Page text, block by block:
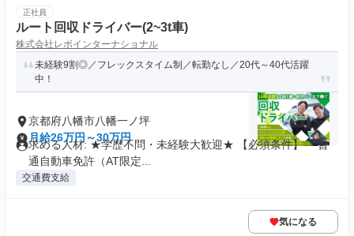
正社員
ルート回収ドライバー(2~3t車)
株式会社レボインターナショナル
未経験9割◎／フレックスタイム制／転勤なし／20代～40代活躍
中！
京都府八幡市八幡一ノ坪
月給26万円～30万円
求める人材: ★学歴不問・未経験大歓迎★ 【必須条件】 ・普
通自動車免許（AT限定...
交通費支給
気になる